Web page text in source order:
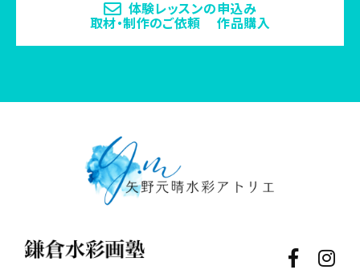
体験レッスンの申込み
取材・制作のご依頼 作品購入